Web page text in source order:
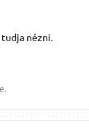
nézni.